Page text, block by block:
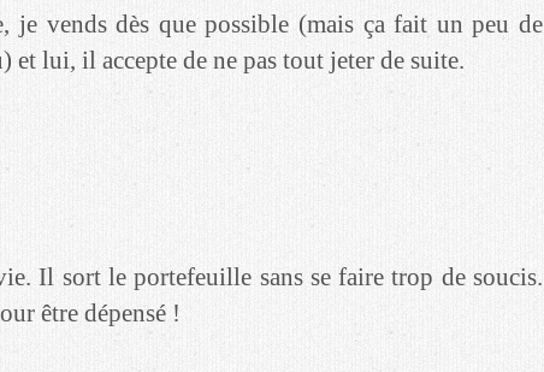
je vends dès que possible (mais ça fait un peu de
et lui, il accepte de ne pas tout jeter de suite.
Il sort le portefeuille sans se faire trop de soucis.
être dépensé !